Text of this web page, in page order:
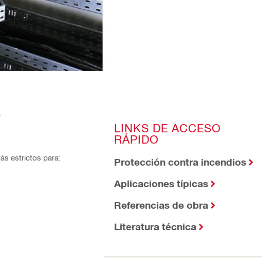
estrictos para:
LINKS DE ACCESO
RÁPIDO
Protección contra incendios
Aplicaciones típicas
Referencias de obra
Literatura técnica